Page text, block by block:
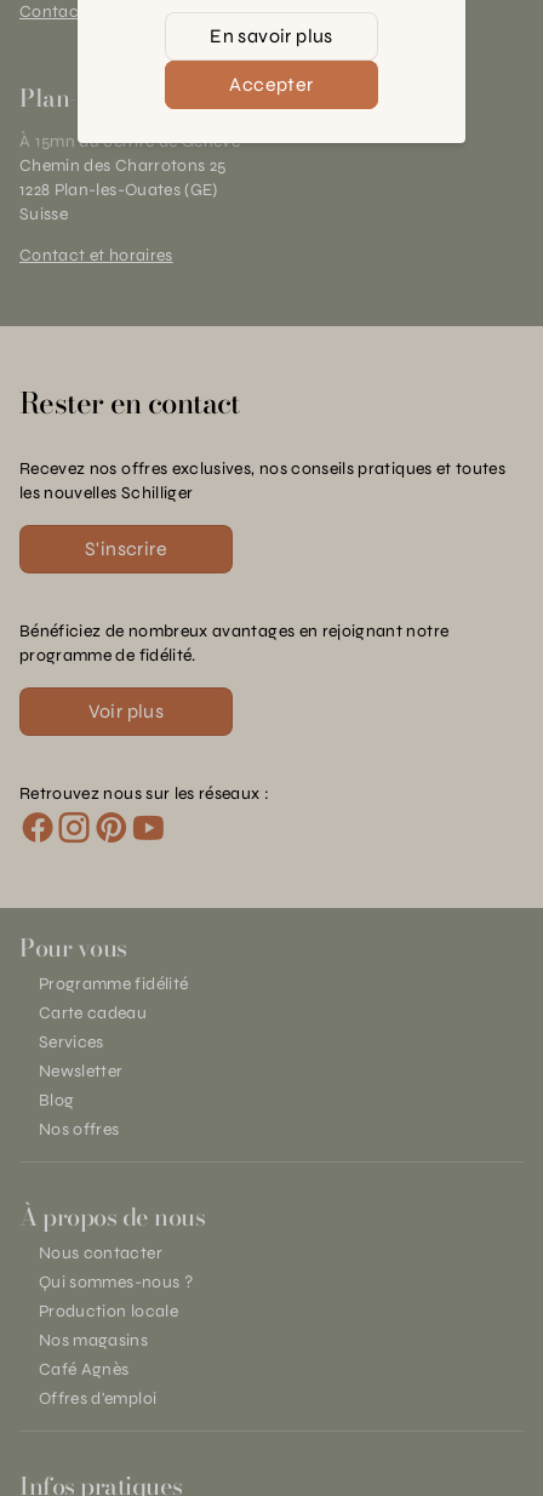
Contact et horaires
Plan-les-Ouates
À 15mn du centre de Genève
Chemin des Charrotons 25
1228 Plan-les-Ouates (GE)
Suisse
Contact et horaires
Rester en contact
Recevez nos offres exclusives, nos conseils pratiques et toutes
les nouvelles Schilliger
S'inscrire
Bénéficiez de nombreux avantages en rejoignant notre
programme de fidélité.
Voir plus
Retrouvez nous sur les réseaux :
Pour vous
Programme fidélité
Carte cadeau
Services
Newsletter
Blog
Nos offres
À propos de nous
Nous contacter
Qui sommes-nous ?
Production locale
Nos magasins
Café Agnès
Offres d'emploi
Infos pratiques
En savoir plus
Accepter